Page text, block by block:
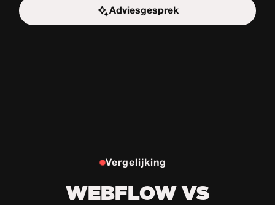
Adviesgesprek
Start de uitdaging
Vergelijking
WEBFLOW VS